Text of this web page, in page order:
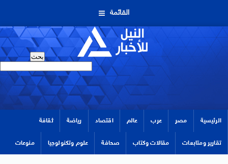
القائمة
الرئيسية مصر عرب عالم اقتصاد رياضة ثقافة
تقارير ومتابعات مقالات وكتاب صحافة علوم وتكنولوجيا منوعات